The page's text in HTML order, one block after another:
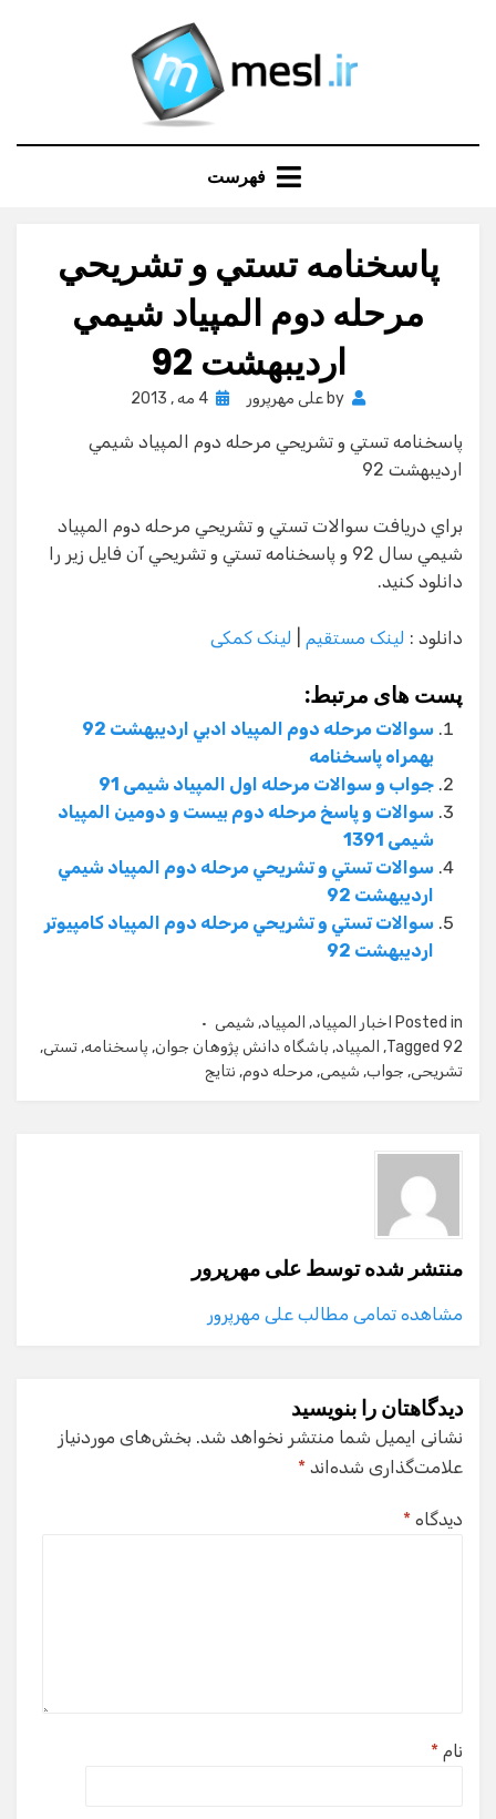
فهرست
پاسخنامه تستي و تشريحي
مرحله دوم المپياد شيمي
ارديبهشت 92
by علی مهرپرور
Posted
4 مه , 2013
پاسخنامه تستي و تشريحي مرحله دوم المپياد شيمي
ارديبهشت 92
براي دريافت سوالات تستي و تشريحي مرحله دوم المپياد
شيمي سال 92 و پاسخنامه تستي و تشريحي آن فايل زير را
دانلود كنيد.
دانلود : لینک مستقیم لینک کمکی
پست های مرتبط:
سوالات مرحله دوم المپياد ادبي ارديبهشت 92
بهمراه پاسخنامه
جواب و سوالات مرحله اول المپیاد شیمی 91
سوالات و پاسخ مرحله دوم بیست و دومین المپیاد
شیمی 1391
سوالات تستي و تشريحي مرحله دوم المپياد شيمي
ارديبهشت 92
سوالات تستي و تشريحي مرحله دوم المپياد كامپيوتر
ارديبهشت 92
Posted in اخبار المپیاد, المپیاد, شیمی
Tagged 92
, المپیاد, باشگاه دانش پژوهان جوان, پاسخنامه, تستی,
تشریحی, جواب, شیمی, مرحله دوم, نتایج
منتشر شده توسطعلی مهرپرور
مشاهده تمامی مطالب علی مهرپرور
دیدگاهتان را بنویسید
نشانی ایمیل شما منتشر نخواهد شد. بخش‌های موردنیاز
علامت‌گذاری شده‌اند *
دیدگاه *
نام *